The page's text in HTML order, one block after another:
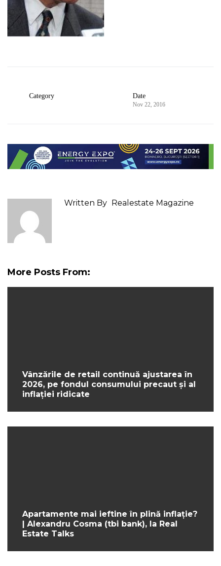
Category Date
Nov 22, 2016
Written By Realestate Magazine
More Posts From:
Vânzările de retail continuă ajustarea în
2026, pe fondul consumului precaut și al
inflației ridicate
Apartamente mai ieftine în plină inflație?
| Alexandru Cosma (tbi bank), la Real
Estate Talks